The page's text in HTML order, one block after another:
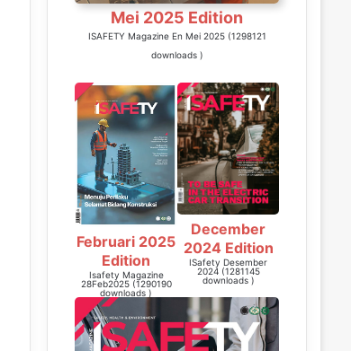
Mei 2025 Edition
ISAFETY Magazine En Mei 2025 (1298121
downloads )
Februari 2025
Edition
Isafety Magazine
28Feb2025 (1290190
downloads )
December
2024 Edition
ISafety Desember
2024 (1281145
downloads )